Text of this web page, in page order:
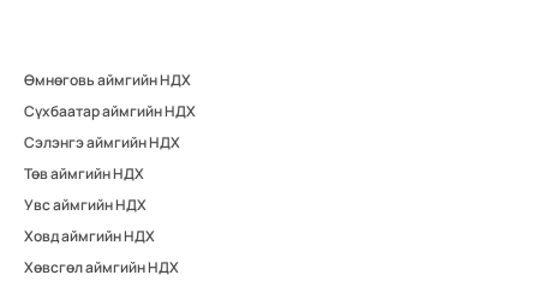
Өмнөговь аймгийн НДХ
Сүхбаатар аймгийн НДХ
Сэлэнгэ аймгийн НДХ
Төв аймгийн НДХ
Увс аймгийн НДХ
Ховд аймгийн НДХ
Хөвсгөл аймгийн НДХ